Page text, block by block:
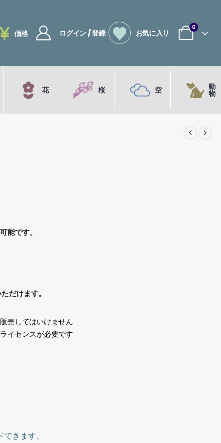
価格 ログイン / 登録 お気に入り
0
花 桜 空 動
物
能です。
だけます。
売してはいけません
イセンスが必要です
きます。